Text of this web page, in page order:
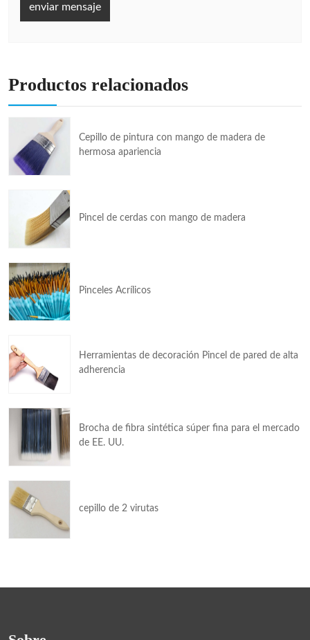
enviar mensaje
Productos relacionados
Cepillo de pintura con mango de madera de
hermosa apariencia
Pincel de cerdas con mango de madera
Pinceles Acrílicos
Herramientas de decoración Pincel de pared de alta
adherencia
Brocha de fibra sintética súper fina para el mercado
de EE. UU.
cepillo de 2 virutas